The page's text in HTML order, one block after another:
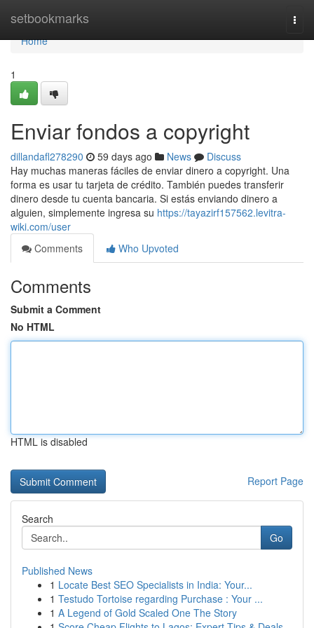
setbookmarks
Home
Home
1
Enviar fondos a copyright
dillandafl278290 59 days ago News
Discuss
Hay muchas maneras fáciles de enviar dinero a copyright. Una
forma es usar tu tarjeta de crédito. También puedes transferir
dinero desde tu cuenta bancaria. Si estás enviando dinero a
alguien, simplemente ingresa su https://tayazirf157562.levitra-
wiki.com/user
Comments
Who Upvoted
Comments
Submit a Comment
No HTML
HTML is disabled
Report Page
Search
Go
Published News
1 Locate Best SEO Specialists in India: Your...
1 Testudo Tortoise regarding Purchase : Your ...
1 A Legend of Gold Scaled One The Story